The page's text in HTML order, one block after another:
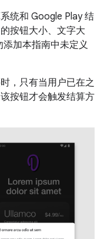
统和 Google Play 结
按钮大小、文字大
加本指南中未定义
，只有当用户已在之
按钮才会触发结算方